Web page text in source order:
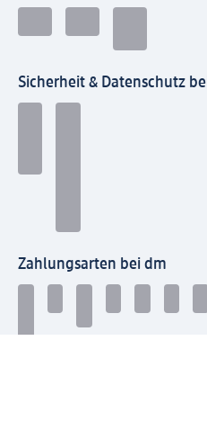
Sicherheit & Datenschutz
Zahlungsarten bei dm